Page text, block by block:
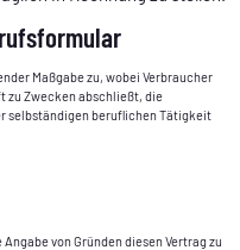
Maßgabe zu, wobei Verbraucher
zu Zwecken abschließt, die
selbständigen beruflichen Tätigkeit
von Gründen diesen Vertrag zu